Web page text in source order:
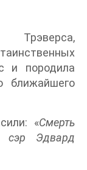
и породила
ближайшего
«Смерть
сэр Эдвард